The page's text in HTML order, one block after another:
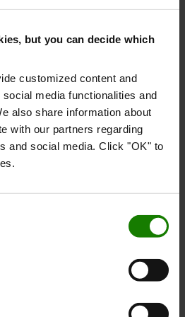
but you can decide which
customized content and
media functionalities and
also share information about
with our partners regarding
and social media. Click "OK" to
18 af 66 varer
til at finde den helt
til dig lynhurtigt, eller